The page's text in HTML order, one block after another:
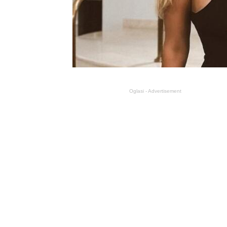
Oglasi - Advertisement